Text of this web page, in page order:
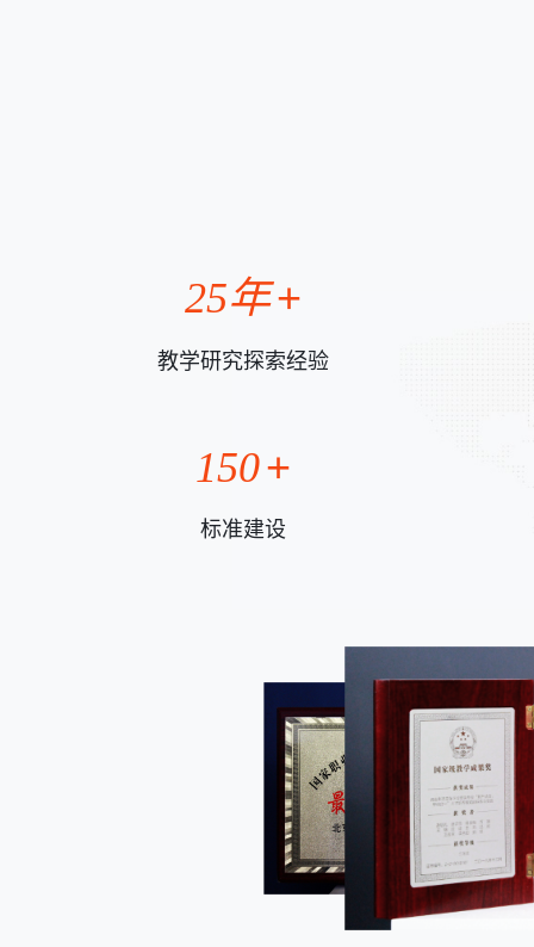
25年
教学研究探索经验
150
标准建设